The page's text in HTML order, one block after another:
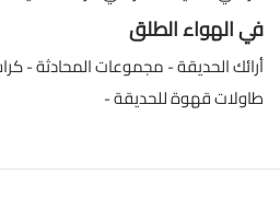
في الهواء الطلق
مجموعات المحادثة أرائك الحديقة
طاولات قهوة للحديقة